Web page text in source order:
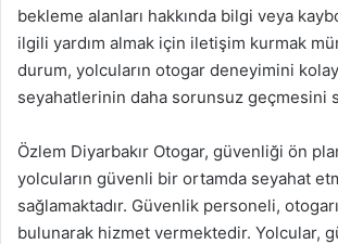
bekleme alanları hakkında bilgi veya
ilgili yardım almak için iletişim kurmak
durum, yolcuların otogar deneyimini
seyahatlerinin daha sorunsuz geçmesini
Özlem Diyarbakır Otogar, güvenliği ön
yolcuların güvenli bir ortamda seyahat
sağlamaktadır. Güvenlik personeli,
bulunarak hizmet vermektedir. Yolcular,